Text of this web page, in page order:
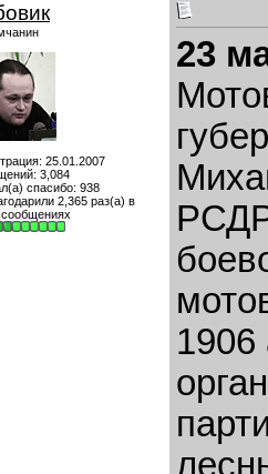
25.01.2007
3,084
спасибо: 938
2,365 раз(а) в
сообщениях
23
1906